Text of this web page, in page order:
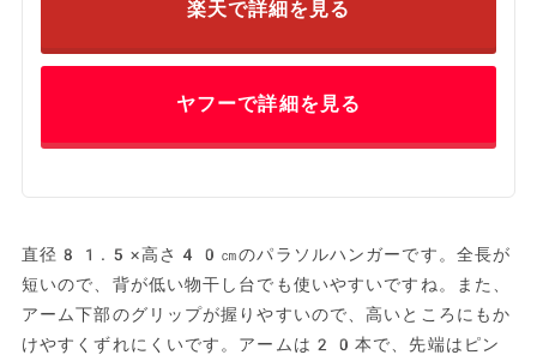
楽天で詳細を見る
ヤフーで詳細を見る
直径81.5×高さ40㎝のパラソルハンガーです。全長が
短いので、背が低い物干し台でも使いやすいですね。また、
アーム下部のグリップが握りやすいので、高いところにもか
けやすくずれにくいです。アームは20本で、先端はピン